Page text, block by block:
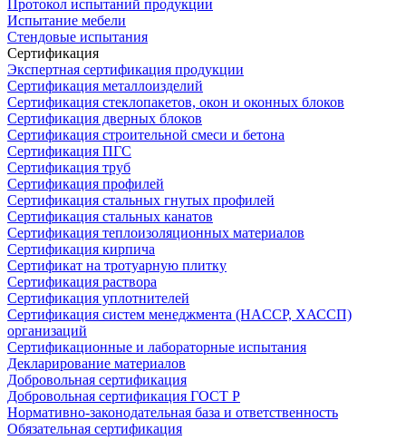
Протокол испытаний продукции
Испытание мебели
Стендовые испытания
Сертификация
Экспертная сертификация продукции
Сертификация металлоизделий
Сертификация стеклопакетов, окон и оконных блоков
Сертификация дверных блоков
Сертификация строительной смеси и бетона
Сертификация ПГС
Сертификация труб
Сертификация профилей
Сертификация стальных гнутых профилей
Сертификация стальных канатов
Сертификация теплоизоляционных материалов
Сертификация кирпича
Сертификат на тротуарную плитку
Сертификация раствора
Сертификация уплотнителей
Сертификация систем менеджмента (HACCP, ХАССП)
организаций
Сертификационные и лабораторные испытания
Декларирование материалов
Добровольная сертификация
Добровольная сертификация ГОСТ Р
Нормативно-законодательная база и ответственность
Обязательная сертификация